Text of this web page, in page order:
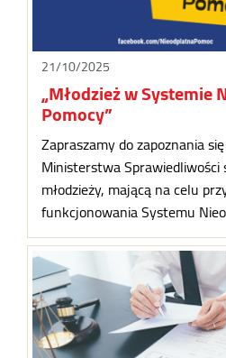
21/10/2025
„Młodzież w Systemie
Pomocy”
Zapraszamy do zapoznania
Ministerstwa Sprawiedliwości
młodzieży, mającą na celu
funkcjonowania Systemu